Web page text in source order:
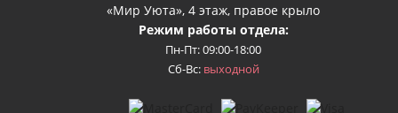
«Мир Уюта», 4 этаж, правое крыло
Режим работы отдела:
Пн-Пт: 09:00-18:00
Сб-Вс: выходной